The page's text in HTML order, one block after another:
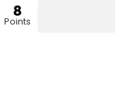
8
Points